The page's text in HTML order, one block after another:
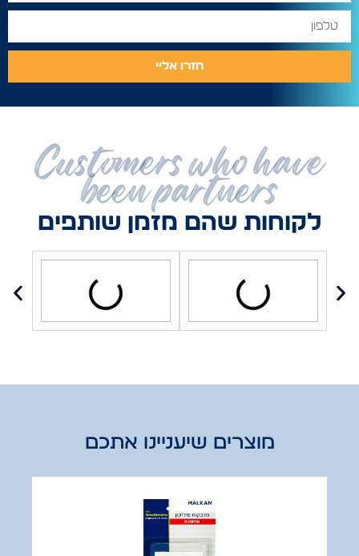
חזרו אליי
Customers who have
been partners
לקוחות שהם מזמן שותפים
מוצרים שיעניינו אתכם